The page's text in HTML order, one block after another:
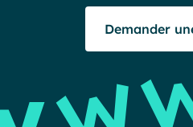
Demander